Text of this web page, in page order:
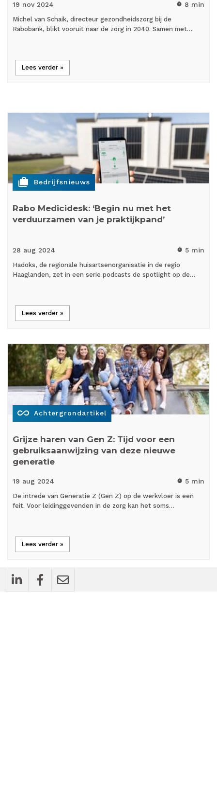
19 nov 2024 timer 8 min
Michel van Schaik, directeur gezondheidszorg bij de
Rabobank, blikt vooruit naar de zorg in 2040. Samen met…
Lees verder »
cases Bedrijfsnieuws
Rabo Medicidesk: ‘Begin nu met het
verduurzamen van je praktijkpand’
28 aug 2024 timer 5 min
Hadoks, de regionale huisartsenorganisatie in de regio
Haaglanden, zet in een serie podcasts de spotlight op de…
Lees verder »
all_inclusive Achtergrondartikel
Grijze haren van Gen Z: Tijd voor een
gebruiksaanwijzing van deze nieuwe
generatie
19 aug 2024 timer 5 min
De intrede van Generatie Z (Gen Z) op de werkvloer is een
feit. Voor leidinggevenden in de zorg kan het soms…
Lees verder »